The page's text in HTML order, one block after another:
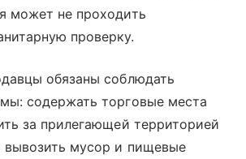
может не проходить
проверку.
обязаны соблюдать
содержать торговые места
за прилегающей территорией
вывозить мусор и пищевые